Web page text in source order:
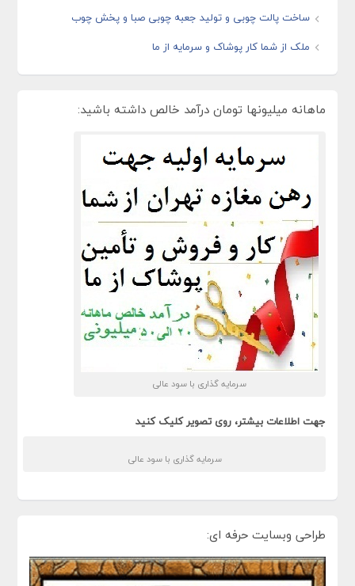
ساخت پالت چوبی و تولید جعبه چوبی صبا و پخش چوب
ملک از شما کار پوشاک و سرمایه از ما
ماهانه میلیونها تومان درآمد خالص داشته باشید:
سرمایه گذاری با سود عالی
جهت اطلاعات بیشتر، روی تصویر کلیک کنید
سرمایه گذاری با سود عالی
طراحی وبسایت حرفه ای: